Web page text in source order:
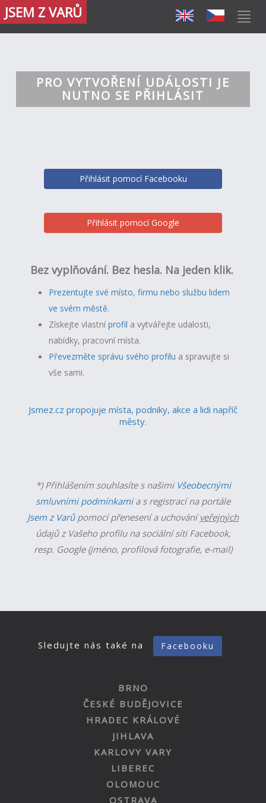
JSEM Z VARŮ
PRO VYTVOŘENÍ UDÁLOSTI JE
NUTNO SE PŘIHLÁSIT
Přihlásit pomocí Facebooku
Přihlásit pomocí Google
Bez vyplňování. Bez hesla. Na jeden klik.
Prezentujte své místo, firmu nebo službu lidem
ve svém městě.
Získejte vlastníprofil a vytvářejte udalosti,
nabídky, pracovní místa.
Převezměte správu svého profilu a spravujte si
vše sami.
Jsmez.cz propojuje místa, podniky, akce a lidi napříč
městy.
*) Přihlášením souhlasíte s našimi Všeobecnými
smluvními podmínkamia s registrací na portále
Jsem z Varůpomocí přenesení a uchováníveřejných
údajů z Vašeho profilu na sociální síti Facebook,
resp. Google (jméno, profilová fotografie, e-mail)
Sledujte nás také na Facebooku
BRNO
ČESKÉ BUDĚJOVICE
HRADEC KRÁLOVÉ
JIHLAVA
KARLOVY VARY
LIBEREC
OLOMOUC
OSTRAVA